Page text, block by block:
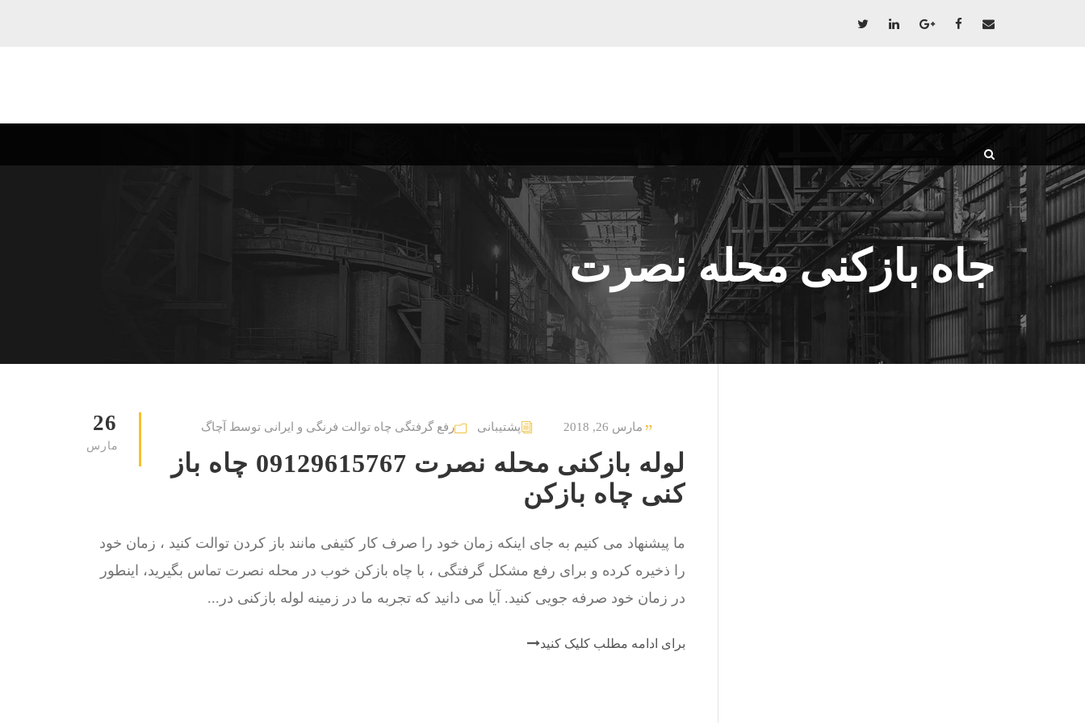
جاه بازکنی محله نصرت
26
مارس
مارس 26, 2018 پشتیبانی رفع گرفتگی چاه توالت فرنگی و ایرانی توسط آچاگ
لوله بازکنی محله نصرت 09129615767 چاه باز
کنی چاه بازکن
ما پیشنهاد می کنیم به جای اینکه زمان خود را صرف کار کثیفی مانند باز کردن توالت کنید ، زمان خود
را ذخیره کرده و برای رفع مشکل گرفتگی ، با چاه بازکن خوب در محله نصرت تماس بگیرید، اینطور
در زمان خود صرفه جویی کنید. آیا می دانید که تجربه ما در زمینه لوله بازکنی در...
برای ادامه مطلب کلیک کنید